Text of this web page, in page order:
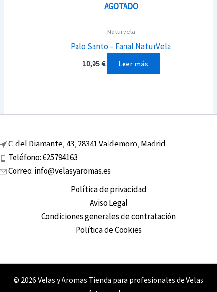
AGOTADO
Naturvela
Palo Santo – Fanal NaturVela
10,95€ Leer más
C. del Diamante, 43, 28341 Valdemoro, Madrid
Teléfono: 625794163
Correo: info@velasyaromas.es
Política de privacidad
Aviso Legal
Condiciones generales de contratación
Política de Cookies
© 2026 Velas y Aromas Tienda para profesionales de Velas